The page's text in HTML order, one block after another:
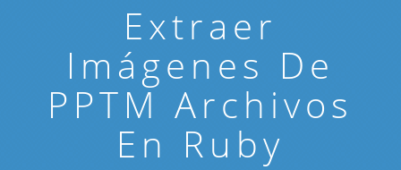
Extraer
Imágenes De
PPTM Archivos
En Ruby